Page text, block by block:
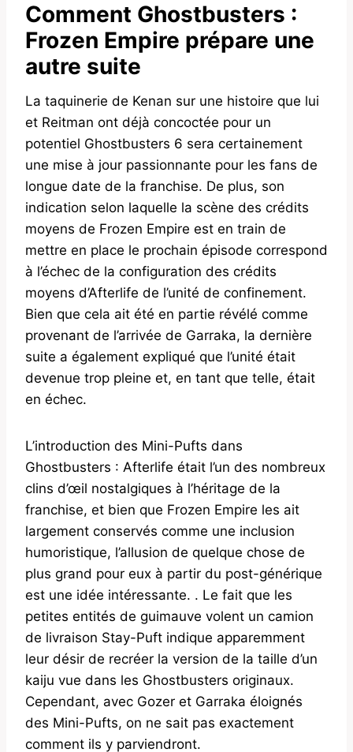
Comment Ghostbusters :
Frozen Empire prépare une
autre suite
La taquinerie de Kenan sur une histoire que lui
et Reitman ont déjà concoctée pour un
potentiel Ghostbusters 6 sera certainement
une mise à jour passionnante pour les fans de
longue date de la franchise. De plus, son
indication selon laquelle la scène des crédits
moyens de Frozen Empire est en train de
mettre en place le prochain épisode correspond
à l’échec de la configuration des crédits
moyens d’Afterlife de l’unité de confinement.
Bien que cela ait été en partie révélé comme
provenant de l’arrivée de Garraka, la dernière
suite a également expliqué que l’unité était
devenue trop pleine et, en tant que telle, était
en échec.
L’introduction des Mini-Pufts dans
Ghostbusters : Afterlife était l’un des nombreux
clins d’œil nostalgiques à l’héritage de la
franchise, et bien que Frozen Empire les ait
largement conservés comme une inclusion
humoristique, l’allusion de quelque chose de
plus grand pour eux à partir du post-générique
est une idée intéressante. . Le fait que les
petites entités de guimauve volent un camion
de livraison Stay-Puft indique apparemment
leur désir de recréer la version de la taille d’un
kaiju vue dans les Ghostbusters originaux.
Cependant, avec Gozer et Garraka éloignés
des Mini-Pufts, on ne sait pas exactement
comment ils y parviendront.